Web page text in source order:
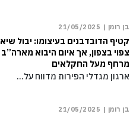
בן רומן | 21/05/2025
קטיף הדובדבנים בעיצומו: יבול שיא
צפוי בצפון, אך איום היבוא מארה”ב
מרחף מעל החקלאים
ארגון מגדלי הפירות מדווח על…
בן רומן | 21/05/2025